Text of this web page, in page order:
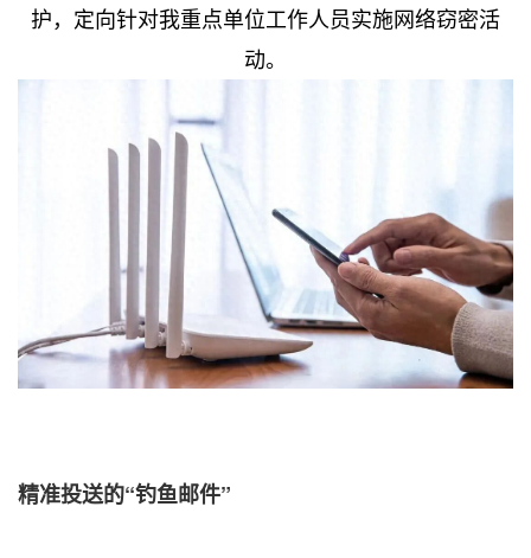
护，定向针对我重点单位工作人员实施网络窃密活
动。
精准投送的“钓鱼邮件”